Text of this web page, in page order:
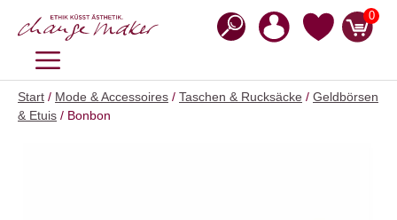
Inhalt
0
MENÜ
Start / Mode & Accessoires / Taschen & Rucksäcke / Geldbörsen
& Etuis / Bonbon